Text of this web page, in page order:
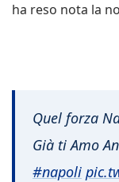
ha reso nota la
Quel forza
Già ti Amo
#napoli